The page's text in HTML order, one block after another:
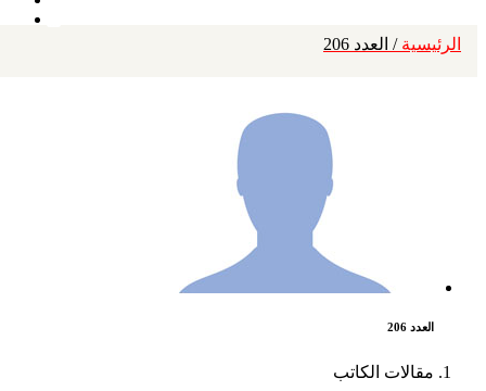
الرئيسية / العدد 206
العدد 206
مقالات الكاتب